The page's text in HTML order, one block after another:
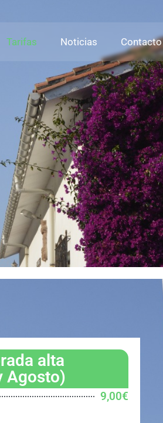
Tarifas Noticias Contacto
alta
Agosto)
9,00€